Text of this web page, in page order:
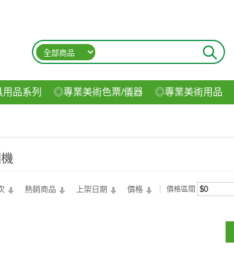
品系列 ◎專業美術色票/儀器 ◎專業美術用品
/零食/飲料
熱銷商品 上架日期 價格 價格區間